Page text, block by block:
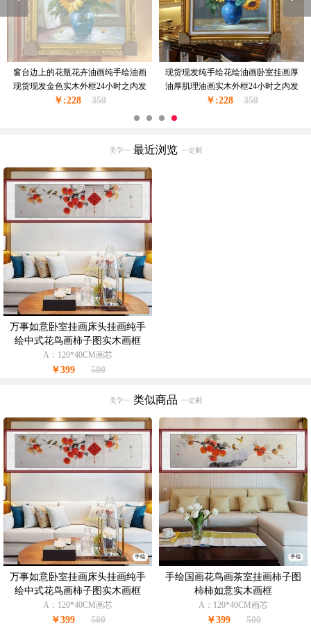
窗台边上的花瓶花卉油画纯手绘油画
现货现发金色实木外框24小时之内发
货
￥:228 350
现货现发纯手绘花绘油画卧室挂画厚
油厚肌理油画实木外框24小时之内发
货
￥:228 350
最近浏览
万事如意卧室挂画床头挂画纯手
绘中式花鸟画柿子图实木画框
A：120*40CM画芯
￥399 500
类似商品
手绘
万事如意卧室挂画床头挂画纯手
绘中式花鸟画柿子图实木画框
A：120*40CM画芯
￥399 500
手绘
手绘国画花鸟画茶室挂画柿子图
柿柿如意实木画框
A：120*40CM画芯
￥399 500